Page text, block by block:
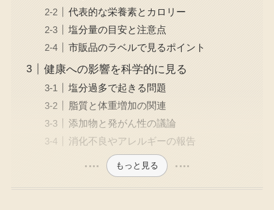
代表的な栄養素とカロリー
塩分量の目安と注意点
市販品のラベルで見るポイント
健康への影響を科学的に見る
塩分過多で起きる問題
脂質と体重増加の関連
添加物と発がん性の議論
消化不良やアレルギーの報告
もっと見る